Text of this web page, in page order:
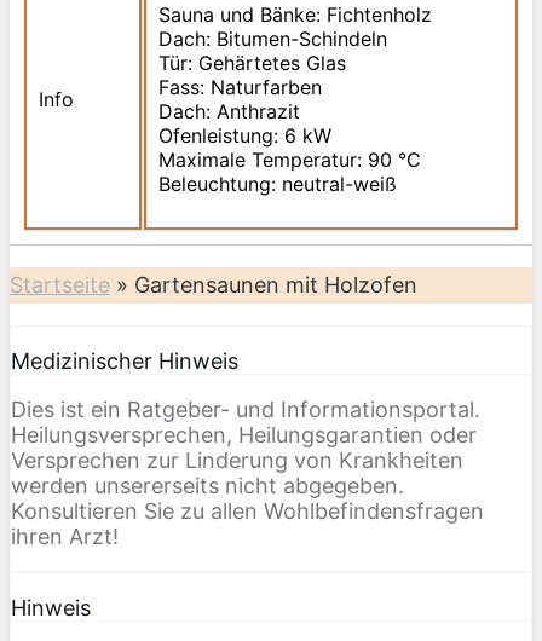
Info
Sauna und Bänke: Fichtenholz
Dach: Bitumen-Schindeln
Tür: Gehärtetes Glas
Fass: Naturfarben
Dach: Anthrazit
Ofenleistung: 6 kW
Maximale Temperatur: 90 °C
Beleuchtung: neutral-weiß
Startseite » Gartensaunen mit Holzofen
Medizinischer Hinweis
Dies ist ein Ratgeber- und Informationsportal.
Heilungsversprechen, Heilungsgarantien oder
Versprechen zur Linderung von Krankheiten
werden unsererseits nicht abgegeben.
Konsultieren Sie zu allen Wohlbefindensfragen
ihren Arzt!
Hinweis